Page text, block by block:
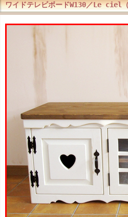
ワイドテレビボードW130／Le ciel